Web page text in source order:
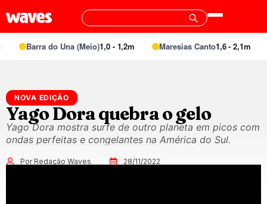
Barra do Una (Meio)1,0 - 1,2m Maresias Canto1,6 - 2,1m
NOVA EDIÇÃO
Yago Dora quebra o gelo
Yago Dora mostra surfe de outro planeta em picos com
ondas perfeitas e congelantes na América do Sul.
Por Redação Waves 28/11/2022